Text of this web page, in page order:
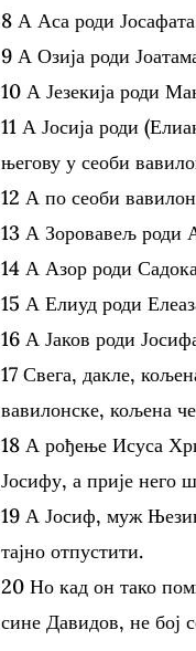
8 А Аса роди
9 А Озија роди
10 А Језекија роди
11 А Јосија роди
његову у сеоби
12 А по сеоби
13 А Зоровавељ роди
14 А Азор роди
15 А Елиуд роди
16 А Јаков роди
17 Свега, дакле,
вавилонске, кољена
18 А рођење Исуса
Јосифу, а прије него
19 А Јосиф, муж
тајно отпустити.
20 Но кад он тако
сине Давидов, не бој